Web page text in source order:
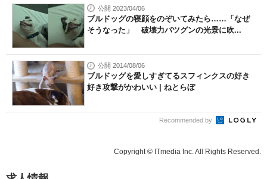
公開 2023/04/06
ブルドッグの寝顔をのぞいてみたら……「なぜ
そうなった」 破壊力バツグンの光景に吹...
公開 2014/08/06
ブルドッグを愛しすぎてるスフィンクスの好き
好き攻撃がかわいい | ねとらぼ
Recommended by
Copyright © ITmedia Inc. All Rights Reserved.